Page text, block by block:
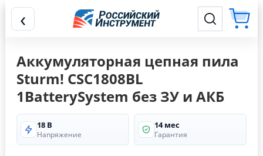
‹
Аккумуляторная цепная пила
Sturm! CSC1808BL
1BatterySystem без ЗУ и АКБ
18 В
Напряжение
14 мес
Гарантия